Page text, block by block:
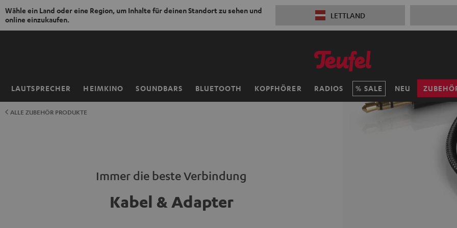
Wähle ein Land oder eine Region, um Inhalte für deinen Standort zu sehen und
online einzukaufen.
LETTLAND
ZUM
LAUTSPRECHER HEIMKINO SOUNDBARS BLUETOOTH KOPFHÖRER RADIOS SALE NEU
Startseite
ALLE ZUBEHÖR PRODUKTE
Immer die beste Verbindung
Kabel & Adapter